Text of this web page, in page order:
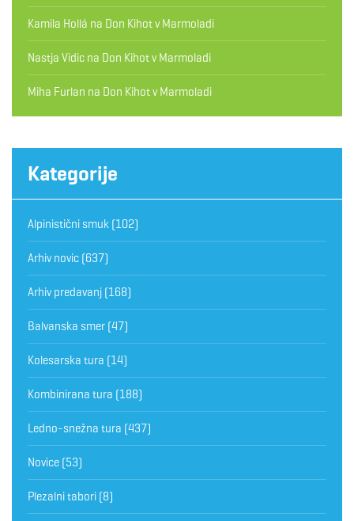
Kamila Hollá na Don Kihot v Marmoladi
Nastja Vidic na Don Kihot v Marmoladi
Miha Furlan na Don Kihot v Marmoladi
Kategorije
Alpinistični smuk (102)
Arhiv novic (637)
Arhiv predavanj (168)
Balvanska smer (47)
Kolesarska tura (14)
Kombinirana tura (188)
Ledno-snežna tura (437)
Novice (53)
Plezalni tabori (8)